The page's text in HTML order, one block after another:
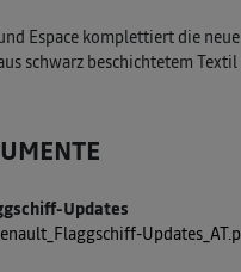
Espace komplettiert die
schwarz beschichtetem
Updates